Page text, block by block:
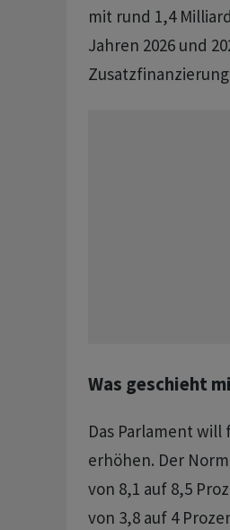
mit rund 1,4
Jahren 2026 und
Was geschieht
Das Parlament
erhöhen. Der
von 8,1 auf 8,5
von 3,8 auf 4